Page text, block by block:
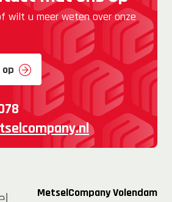
wilt u meer weten over onze
MetselCompany Volendam